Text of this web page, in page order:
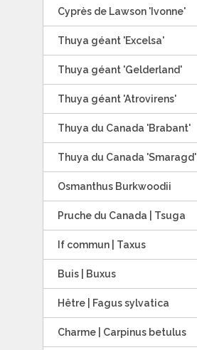
Cyprès de Lawson 'Ivonne'
Thuya géant 'Excelsa'
Thuya géant 'Gelderland'
Thuya géant 'Atrovirens'
Thuya du Canada 'Brabant'
Thuya du Canada 'Smaragd'
Osmanthus Burkwoodii
Pruche du Canada | Tsuga
If commun | Taxus
Buis | Buxus
Hêtre | Fagus sylvatica
Charme | Carpinus betulus